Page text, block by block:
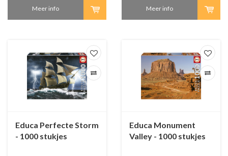
Meer info Meer info
Educa Perfecte Storm
- 1000 stukjes
Educa Monument
Valley - 1000 stukjes